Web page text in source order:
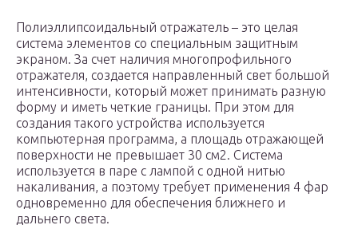
Полиэллипсоидальный отражатель – это целая
система элементов со специальным защитным
экраном. За счет наличия многопрофильного
отражателя, создается направленный свет большой
интенсивности, который может принимать разную
форму и иметь четкие границы. При этом для
создания такого устройства используется
компьютерная программа, а площадь отражающей
поверхности не превышает 30 см2. Система
используется в паре с лампой с одной нитью
накаливания, а поэтому требует применения 4 фар
одновременно для обеспечения ближнего и
дальнего света.